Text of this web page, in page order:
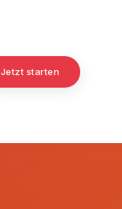
Jetzt starten